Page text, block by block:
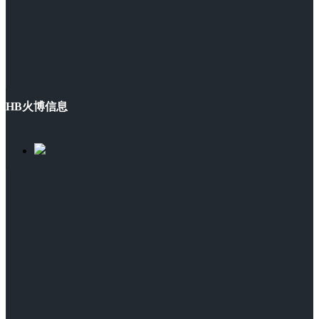
HB火博信息